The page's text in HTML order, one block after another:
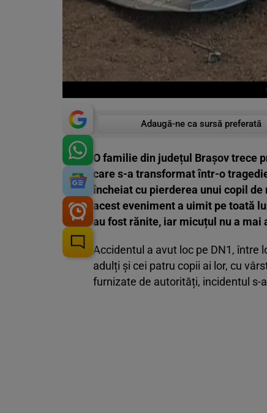
Adaugă-ne ca sursă preferată
O familie din județul Brașov trece
care s-a transformat într-o
încheiat cu pierderea unui copil
acest eveniment a uimit pe toată
au fost rănite, iar micuțul nu a
Accidentul a avut loc pe DN1, între
adulți și cei patru copii ai lor, cu
furnizate de autorități, incidentul s-